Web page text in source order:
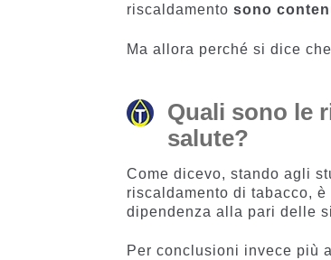
riscaldamentosono
Ma allora perché si dice
Quali sono le
salute?
Come dicevo, stando agli
riscaldamento di tabacco,
dipendenza alla pari delle
Per conclusioni invece più